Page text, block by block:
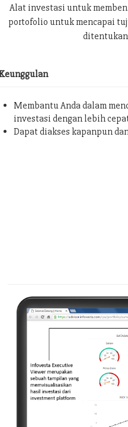
Alat investasi untuk
portofolio untuk mencapai
ditentukan
Keunggulan
Membantu Anda dalam
investasi dengan lebih
Dapat diakses kapanpun